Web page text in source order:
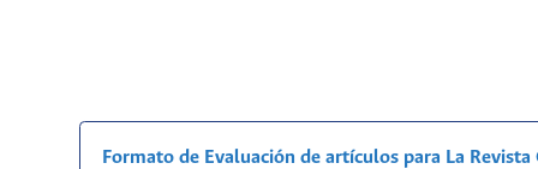
Formato de Evaluación de artículos para La